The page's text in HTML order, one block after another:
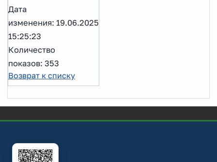
Дата
изменения: 19.06.2025
15:25:23
Количество
показов: 353
Возврат к списку